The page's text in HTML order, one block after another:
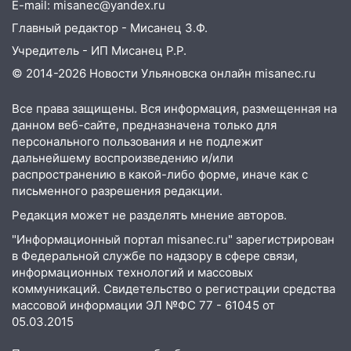
пытаются расчистить ливнёвки, не
дождавшись коммунальщиков
14:16 Шторм продолжает ломать город:
на улице Любови Шевцовой рухнул
14:14 Студента из Ульяновска обманули
мошенники под видом преподавателя
14:12 Куда жаловаться ульяновцам на
упавшее дерево или затопленную улицу
после непогоды
13:59
В Новом городе ураганным
ветром сорвало опалубку со
строящегося дома
13:54 В мэрии Ульяновска рассказали,
как устраняют последствия мощного
шторма
E-mail: misanec@yandex.ru
Главный редактор - Мисанец З.Ф.
Учредитель - ИП Мисанец Р.Р.
© 2014-2026 Новости Ульяновска онлайн misanec.ru
Все права защищены. Вся информация, размещенная на
данном веб-сайте, предназначена только для
персонального пользования и не подлежит
дальнейшему воспроизведению и/или
распространению в какой-либо форме, иначе как с
письменного разрешения редакции.
Редакция может не разделять мнение авторов.
"Информационный портал misanec.ru" зарегистрирован
в Федеральной службе по надзору в сфере связи,
информационных технологий и массовых
коммуникаций. Свидетельство о регистрации средства
массовой информации ЭЛ №ФС 77 - 61045 от
05.03.2015